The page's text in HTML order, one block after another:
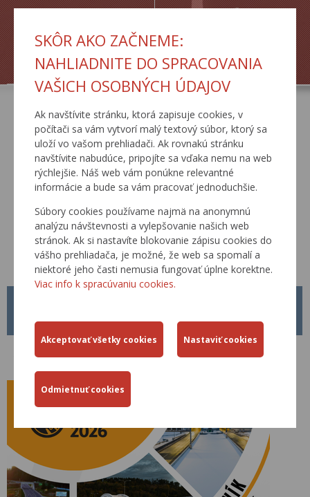
SKÔR AKO ZAČNEME:
NAHLIADNITE DO SPRACOVANIA
VAŠICH OSOBNÝCH ÚDAJOV
Ak navštívite stránku, ktorá zapisuje cookies, v
počítači sa vám vytvorí malý textový súbor, ktorý sa
uloží vo vašom prehliadači. Ak rovnakú stránku
navštívite nabudúce, pripojíte sa vďaka nemu na web
rýchlejšie. Náš web vám ponúkne relevantné
informácie a bude sa vám pracovať jednoduchšie.
Súbory cookies používame najmä na anonymnú
analýzu návštevnosti a vylepšovanie našich web
stránok. Ak si nastavíte blokovanie zápisu cookies do
vášho prehliadača, je možné, že web sa spomalí a
niektoré jeho časti nemusia fungovať úplne korektne.
Viac info k spracúvaniu cookies.
ŽIADOSTI TLAČOVÉ SPRÁVY
AKTUÁLNE
01.04.2026
Od 01.04.2026 je platný nový Metodický pokyn MP č. 1/2026 pre
tvorbu, schvaľovanie a zverejňovanie Technických predpisov rezortu